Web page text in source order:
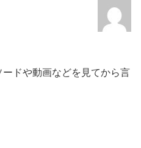
ドや動画などを見てから言